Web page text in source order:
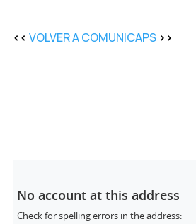
<< VOLVER A COMUNICAPS>>